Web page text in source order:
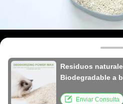
Residuos
Biodegradable a
Enviar Consulta